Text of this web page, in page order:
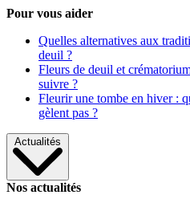
Pour vous aider
Quelles alternatives aux
deuil ?
Fleurs de deuil et
suivre ?
Fleurir une tombe en hiver :
gèlent pas ?
Actualités
Nos actualités